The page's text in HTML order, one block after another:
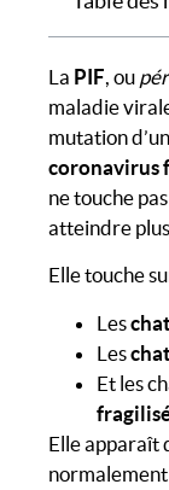
La PIF, ou
maladie
mutation
coronavirus
ne touche
atteindre
Elle touche
Les
Les
Et les
Elle apparaît
normalement